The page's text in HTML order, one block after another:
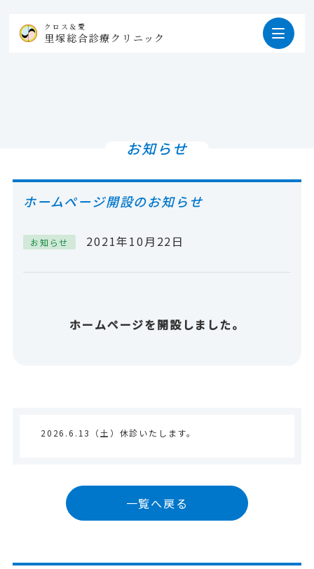
クロス＆愛
里塚総合診療クリニック
お知らせ
ホームページ開設のお知らせ
お知らせ 2021年10月22日
ホームページを開設しました。
2026.6.13（土）休診いたします。
一覧へ戻る